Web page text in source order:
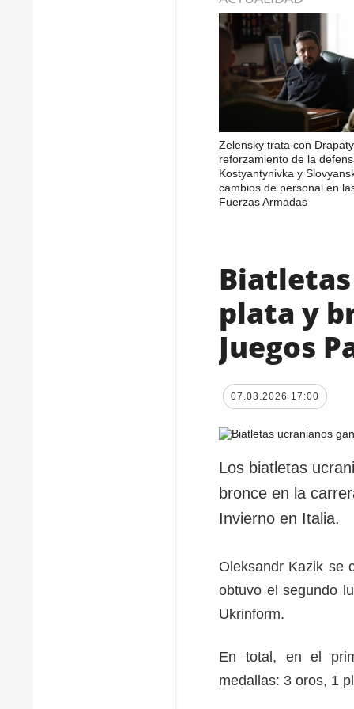
Zelensky trata con Drapaty
reforzamiento de la
Kostyantynivka y
cambios de personal en
Fuerzas Armadas
plata y
Juegos
07.03.2026 17:00
Los biatletas
bronce en la
Invierno en Italia.
Oleksandr Kazik se
obtuvo el segundo
Ukrinform.
En total, en el
medallas: 3 oros, 1